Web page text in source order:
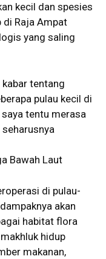
kecil dan spesies
di Raja Ampat
yang saling
kabar tentang
pulau kecil di
tentu merasa
Bawah Laut
di pulau-
akan
habitat flora
hidup
makanan,